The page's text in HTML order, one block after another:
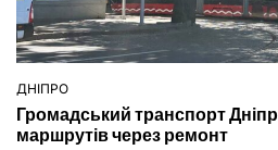
ОПУБЛІКУВАТИ
ДНІПРО
Громадський транспорт
маршрутів через ремонт